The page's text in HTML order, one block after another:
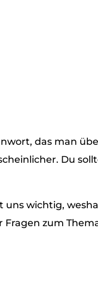
das man
Du
uns wichtig,
zum